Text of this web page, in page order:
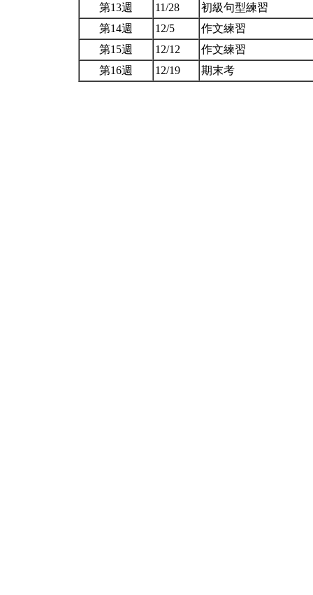
第13週 11/28
初級句型練習
第14週
12/5
作文練習
第15週
12/12
作文練習
第16週
12/19 期末考